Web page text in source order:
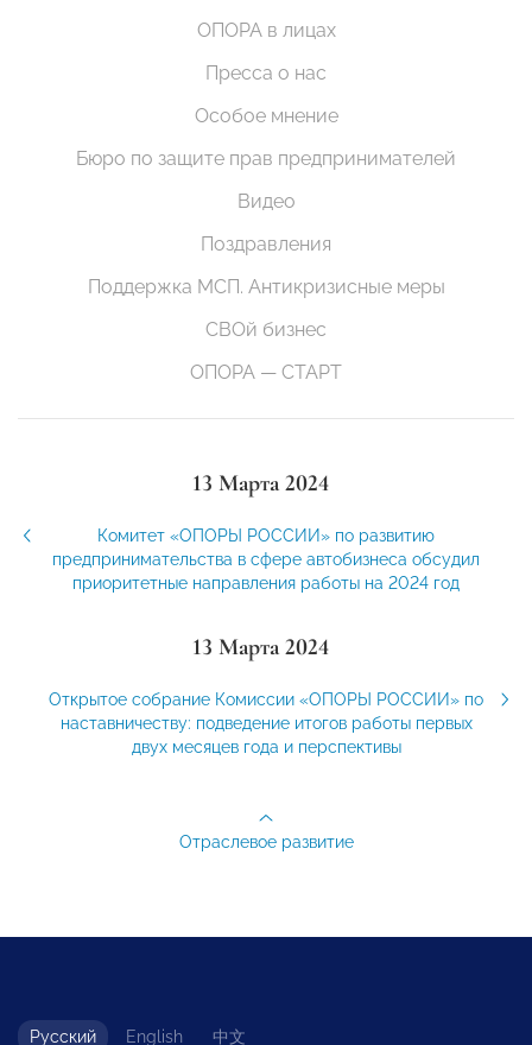
ОПОРА в лицах
Пресса о нас
Особое мнение
Бюро по защите прав предпринимателей
Видео
Поздравления
Поддержка МСП. Антикризисные меры
СВОй бизнес
ОПОРА — СТАРТ
13 Марта 2024
Комитет «ОПОРЫ РОССИИ» по развитию
предпринимательства в сфере автобизнеса обсудил
приоритетные направления работы на 2024 год
13 Марта 2024
Открытое собрание Комиссии «ОПОРЫ РОССИИ» по
наставничеству: подведение итогов работы первых
двух месяцев года и перспективы
Отраслевое развитие
Русский English 中文